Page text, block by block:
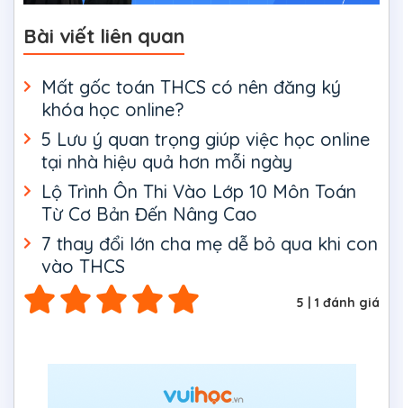
Bài viết liên quan
Mất gốc toán THCS có nên đăng ký
khóa học online?
5 Lưu ý quan trọng giúp việc học online
tại nhà hiệu quả hơn mỗi ngày
Lộ Trình Ôn Thi Vào Lớp 10 Môn Toán
Từ Cơ Bản Đến Nâng Cao
7 thay đổi lớn cha mẹ dễ bỏ qua khi con
vào THCS
5 | 1 đánh giá